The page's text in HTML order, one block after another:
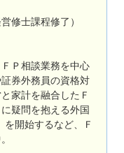
修士課程修了）
Ｐ相談業務を中心
券外務員の資格対
家計を融合したＦ
疑問を抱える外国
開始するなど、Ｆ